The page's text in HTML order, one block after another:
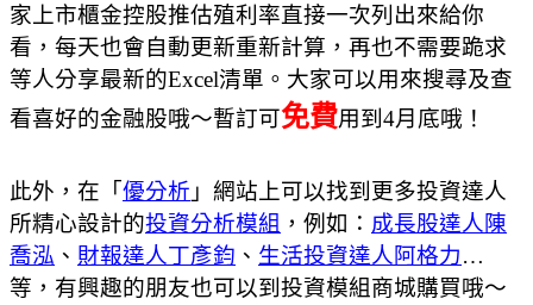
家上市櫃金控股推估殖利率直接一次列出來給你
看，每天也會自動更新重新計算，再也不需要跪求
等人分享最新的Excel清單。大家可以用來搜尋及查
看喜好的金融股哦～暫訂可免費用到 4月底哦！
此外，在「 優分析 」網站上可以找到更多投資達人
所精心設計的投資分析模組 ，例如： 成長股達人陳
喬泓 、 財報達人丁彥鈞 、 生活投資達人阿格力…
等，有興趣的朋友也可以到投資模組商城購買哦～